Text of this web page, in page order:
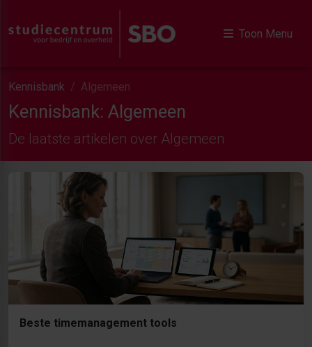
Toon Menu
Kennisbank Algemeen
Kennisbank: Algemeen
De laatste artikelen over Algemeen
Beste timemanagement tools